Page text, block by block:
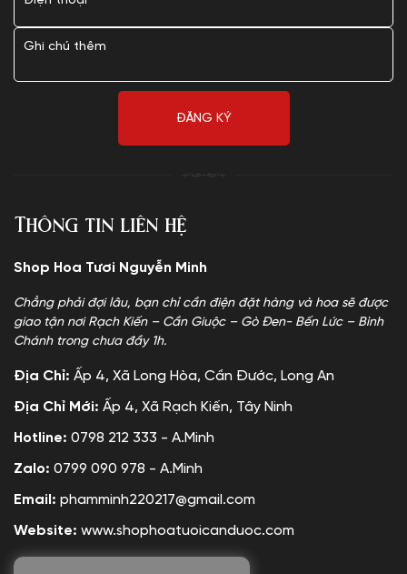
Thông tin liên hệ
Shop Hoa Tươi Nguyễn Minh
Chẳng phải đợi lâu, bạn chỉ cần điện đặt hàng và hoa sẽ được
giao tận nơi Rạch Kiến – Cần Giuộc – Gò Đen- Bến Lức – Bình
Chánh trong chưa đầy 1h.
Địa Chỉ: Ấp 4, Xã Long Hòa, Cần Đước, Long An
Địa Chỉ Mới: Ấp 4, Xã Rạch Kiến, Tây Ninh
Hotline: 0798 212 333 - A.Minh
Zalo: 0799 090 978 - A.Minh
Email: phamminh220217@gmail.com
Website: www.shophoatuoicanduoc.com